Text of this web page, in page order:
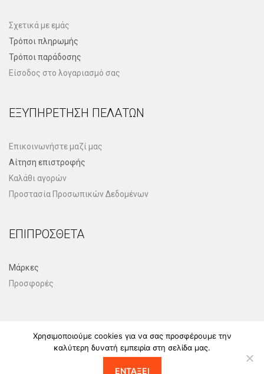
Σχετικά με εμάς
Τρόποι πληρωμής
Τρόποι παράδοσης
Είσοδος στο λογαριασμό σας
ΕΞΥΠΗΡΈΤΗΣΗ ΠΕΛΑΤΏΝ
Επικοινωνήστε μαζί μας
Αίτηση επιστροφής
Καλάθι αγορών
Προστασία Προσωπικών Δεδομένων
ΕΠΙΠΡΌΣΘΕΤΑ
Μάρκες
Προσφορές
Copyright 2018. All rights reserved.
Χρησιμοποιούμε cookies για να σας προσφέρουμε την
καλύτερη δυνατή εμπειρία στη σελίδα μας.
ΕΝΤΆΞΕΙ